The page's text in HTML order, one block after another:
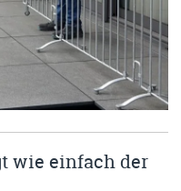
wie einfach der